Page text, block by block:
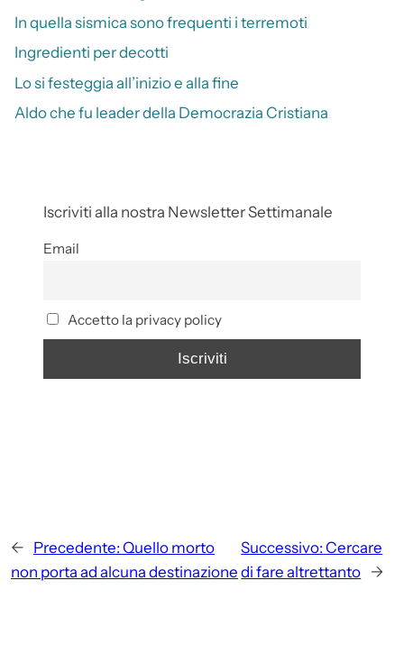
In quella sismica sono frequenti i terremoti
Ingredienti per decotti
Lo si festeggia all’inizio e alla fine
Aldo che fu leader della Democrazia Cristiana
Iscriviti alla nostra Newsletter Settimanale
Email
Accetto la privacy policy
← Precedente: Quello morto
non porta ad alcuna destinazione
Successivo: Cercare
di fare altrettanto →